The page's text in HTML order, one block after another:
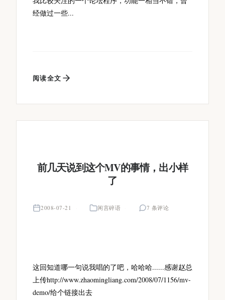
经做过一些...
阅读全文
前几天说到这个MV的事情，出小样
了
2008-07-21 闲言碎语 7 条评论
这回知道哪一句说我唱的了吧，哈哈哈......感谢赵总
上传http://www.zhaomingliang.com/2008/07/1156/mv-
demo/给个链接出去